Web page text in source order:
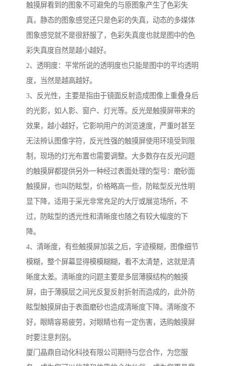
触摸屏看到的图象不可避免的与原图象产生了色彩失
真，静态的图象感觉还只是色彩的失真，动态的多媒体
图象感觉就不是很舒服了，色彩失真度也就是图中的色
彩失真度自然是越小越好。
2、透明度：平常所说的透明度也只能是图中的平均透明
度，当然是越高越好。
3、反光性，主要是指由于镜面反射造成图像上重叠身后
的光影，如人影、窗户、灯光等。反光是触摸屏带来的
效果，越小越好，它影响用户的浏览速度，严重时甚至
无法辨认图像字符，反光性强的触摸屏使用环境受到限
制，现场的灯光布置也需要调整。大多数存在反光问题
的触摸屏都提供另外一种经过表面处理的型号：磨砂面
触摸屏，也叫防眩型，价格略高一些，防眩型反光性明
显下降，适用于采光非常充足的大厅或展览场所，不
过，防眩型的透光性和清晰度也随之有较大幅度的下
降。
4、清晰度，有些触摸屏加装之后，字迹模糊，图像细节
模糊，整个屏幕显得模模糊糊，看不太清楚，这就是清
晰度太差。清晰度的问题主要是多层薄膜结构的触摸
屏，由于薄膜层之间光反复反射折射而造成的，此外防
眩型触摸屏由于表面磨砂也造成清晰度下降。清晰度不
好，眼睛容易疲劳，对眼睛也有一定伤害，选购触摸屏
时要注意判别。
厦门晶鼎自动化科技有限公司期待与您合作，为您服